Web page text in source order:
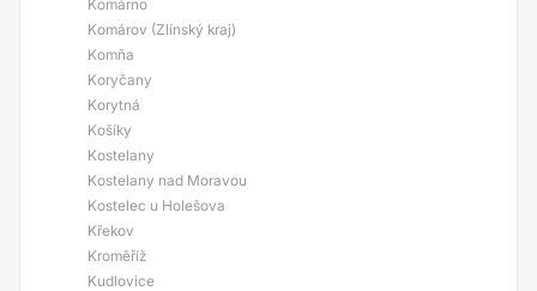
Komárno
Komárov (Zlínský kraj)
Komňa
Koryčany
Korytná
Košíky
Kostelany
Kostelany nad Moravou
Kostelec u Holešova
Křekov
Kroměříž
Kudlovice